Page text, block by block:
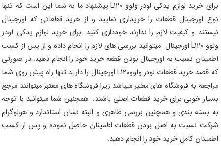
برای خرید لوازم یدکی لودر ولوو L120 پیشنهاد ما به شما این است که تنها
نوع اورجینال قطعات را خریداری نمایید و از خرید قطعاتی که اورجینال
نیستند و کیفیت لازم را ندارند خودداری کنید. برای خرید لوازم یدکی لودر
ولوو L120 اورجینال میتوانید بررسی های لازم را انجام داده و از پس از کسب
اطمینان نسبت به اورجینال بودن قطعه خرید خود را انجام دهید. در صورتی
که قصد خرید قطعات لودر ولووL120 اورجینال را دارید تنها راه پیش روی شما
مراجعه به فروشگاه های معتبر میباشد زیرا فروشگاه های معتبر میتوانند مرجع
بسیار خوبی برای خرید قطعات اصلی باشند. همچنین شما میتوانید با توجه
به بسته بندی و همچنین بررسی ظاهری و البته نشان استاندارد و هولوگرام
شرکت نسبت به اصل بودن قطعات اطمینان حاصل نموده و پس از کسب
اطمینان کامل خرید خود را انجام دهید.